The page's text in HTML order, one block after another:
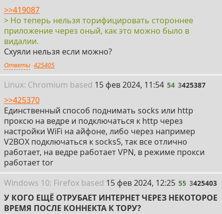
>>419087
> Но теперь нельзя торифицировать стороннее
приложение через оный, как это можно было в
видалии.
Схуяли нельзя если можно?
Ответы 425405
Linux: Chromium based 54
15 фев 2024, 11:54 54 3425387
>>425370
Единственный способ поднимать socks или http
проксю на ведре и подключаться к http через
настройки WiFi на айфоне, либо через например
V2BOX подключаться к socks5, так все отлично
работает, на ведре работает VPN, в режиме прокси
работает tor
Windows 10: Firefox based 55
15 фев 2024, 12:25 55 3425403
У КОГО ЕЩЁ ОТРУБАЕТ ИНТЕРНЕТ ЧЕРЕЗ НЕКОТОРОЕ
ВРЕМЯ ПОСЛЕ КОННЕКТА К ТОРУ?